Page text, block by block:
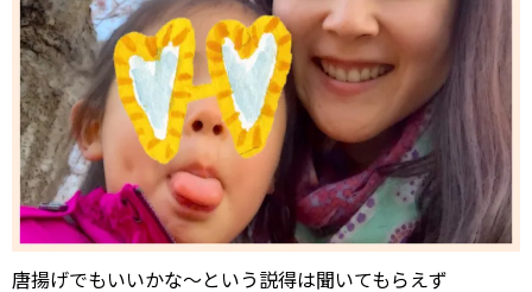
唐揚げでもいいかな〜という説得は聞いてもらえず